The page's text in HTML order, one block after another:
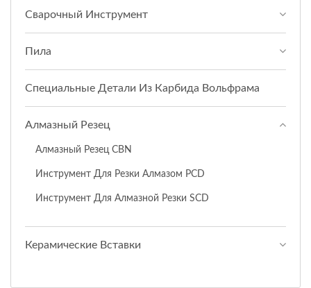
Сварочный Инструмент
Пила
Специальные Детали Из Карбида Вольфрама
Алмазный Резец
Алмазный Резец CBN
Инструмент Для Резки Алмазом PCD
Инструмент Для Алмазной Резки SCD
Керамические Вставки